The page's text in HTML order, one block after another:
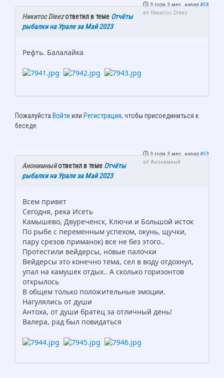
3 года 3 мес. назад #58
от Никитос Dieez
Никитос Dieezответил в теме Отчёты
рыбалки на Урале за Май 2023
Рефть. Балалайка
Пожалуйста Войти или Регистрация, чтобы присоединиться к
беседе.
3 года 3 мес. назад #59
от Анонимный
Анонимныйответил в теме Отчёты
рыбалки на Урале за Май 2023
Всем привет
Сегодня, река Исеть
Камышево, Двуреченск, Ключи и Большой исток
По рыбе с переменным успехом, окунь, щучки,
пару срезов приманок) все не без этого..
Протестили вейдерсы, новые палочки
Вейдерсы это конечно тема, сел в воду отдохнул,
упал на камушек отдых.. А сколько горизонтов
открылось
В общем только положительные эмоции.
Нагулялись от души
Антоха, от души братец за отличный день!
Валера, рад был повидаться